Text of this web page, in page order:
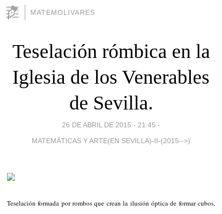
MATEMOLIVARES
Teselación rómbica en la
Iglesia de los Venerables
de Sevilla.
26 DE ABRIL DE 2015 - 21:45 -
MATEMÁTICAS Y ARTE(EN SEVILLA)-II-(2015-->)
Teselación formada por rombos que crean la ilusión óptica de formar cubos,